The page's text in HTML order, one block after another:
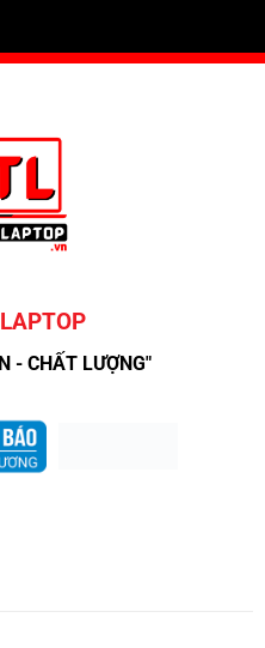
- CHẤT LƯỢNG"